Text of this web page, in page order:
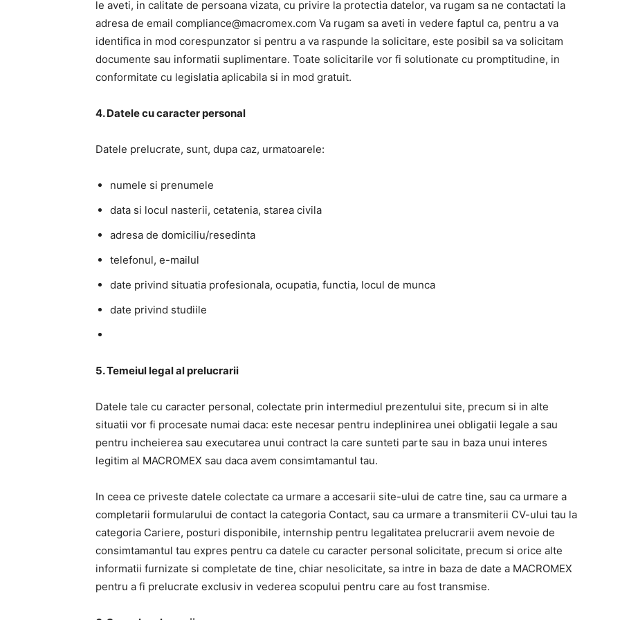
le aveti, in calitate de persoana vizata, cu privire la protectia datelor, va rugam sa ne contactati la
adresa de email compliance@macromex.com Va rugam sa aveti in vedere faptul ca, pentru a va
identifica in mod corespunzator si pentru a va raspunde la solicitare, este posibil sa va solicitam
documente sau informatii suplimentare. Toate solicitarile vor fi solutionate cu promptitudine, in
conformitate cu legislatia aplicabila si in mod gratuit.
4. Datele cu caracter personal
Datele prelucrate, sunt, dupa caz, urmatoarele:
numele si prenumele
data si locul nasterii, cetatenia, starea civila
adresa de domiciliu/resedinta
telefonul, e-mailul
date privind situatia profesionala, ocupatia, functia, locul de munca
date privind studiile
5. Temeiul legal al prelucrarii
Datele tale cu caracter personal, colectate prin intermediul prezentului site, precum si in alte
situatii vor fi procesate numai daca: este necesar pentru indeplinirea unei obligatii legale a sau
pentru incheierea sau executarea unui contract la care sunteti parte sau in baza unui interes
legitim al MACROMEX sau daca avem consimtamantul tau.
In ceea ce priveste datele colectate ca urmare a accesarii site-ului de catre tine, sau ca urmare a
completarii formularului de contact la categoria Contact, sau ca urmare a transmiterii CV-ului tau la
categoria Cariere, posturi disponibile, internship pentru legalitatea prelucrarii avem nevoie de
consimtamantul tau expres pentru ca datele cu caracter personal solicitate, precum si orice alte
informatii furnizate si completate de tine, chiar nesolicitate, sa intre in baza de date a MACROMEX
pentru a fi prelucrate exclusiv in vederea scopului pentru care au fost transmise.